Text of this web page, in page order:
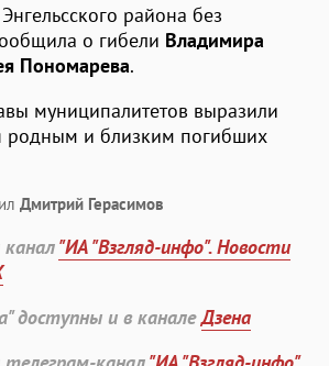
района без
о гибели Владимира
Пономарева.
муниципалитетов выразили
родным и близким погибших
Дмитрий Герасимов
"ИА "Взгляд-инфо". Новости
доступны и в каналеДзена